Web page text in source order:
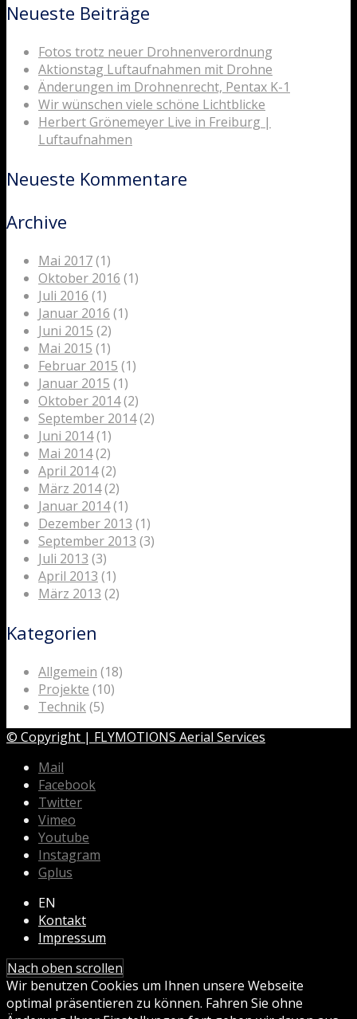
Neueste Beiträge
Fotos trotz neuer Drohnenverordnung
Aktionstag Luftaufnahmen mit Drohne
Änderungen im Drohnenrecht, Pentax K-1
Wir wünschen viele schöne Lichtblicke
Herbert Grönemeyer Live in Freiburg |
Luftaufnahmen
Neueste Kommentare
Archive
Mai 2017(1)
Oktober 2016 (1)
Juli 2016 (1)
Januar 2016 (1)
Juni 2015 (2)
Mai 2015 (1)
Februar 2015 (1)
Januar 2015 (1)
Oktober 2014(2)
September 2014(2)
Juni 2014(1)
Mai 2014(2)
April 2014(2)
März 2014(2)
Januar 2014(1)
Dezember 2013 (1)
September 2013 (3)
Juli 2013 (3)
April 2013 (1)
März 2013 (2)
Kategorien
Allgemein (18)
Projekte (10)
Technik(5)
© Copyright | FLYMOTIONS Aerial Services
Mail
Facebook
Twitter
Vimeo
Youtube
Instagram
Gplus
EN
Kontakt
Impressum
Nach oben scrollen
Wir benutzen Cookies um Ihnen unsere Webseite
optimal präsentieren zu können. Fahren Sie ohne